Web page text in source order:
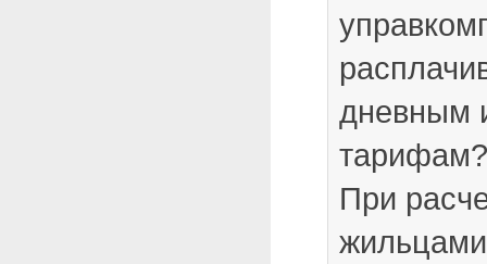
дневным
тарифам?
При
жильцами